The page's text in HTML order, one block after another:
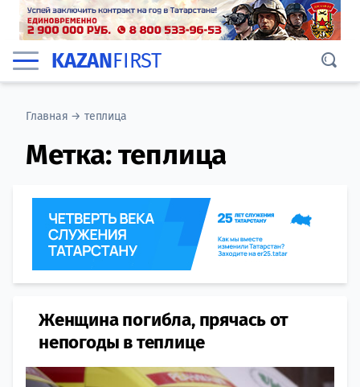
KAZANFIRST
Главная →теплица
Метка:теплица
Женщина погибла, прячась от
непогоды в теплице